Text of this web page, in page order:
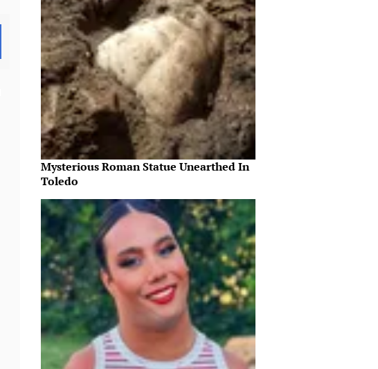
Mysterious Roman Statue Unearthed In
Toledo